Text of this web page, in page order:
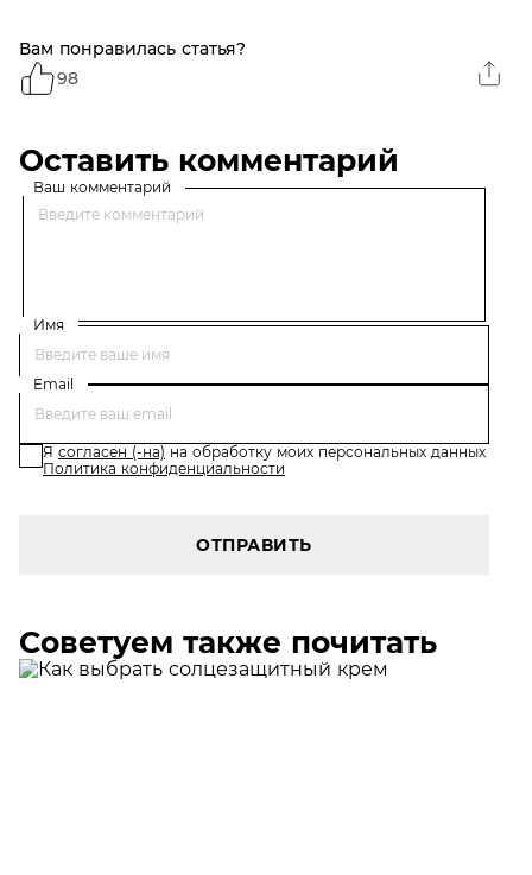
Вам понравилась статья?
98
Оставить комментарий
Ваш комментарий
Имя
Email
Я согласен (-на) на обработку моих персональных данных
Политика конфиденциальности
ОТПРАВИТЬ
Советуем также почитать